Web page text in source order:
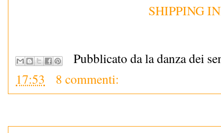
SHIPPING
Pubblicato da la danza dei
17:53
8 commenti: